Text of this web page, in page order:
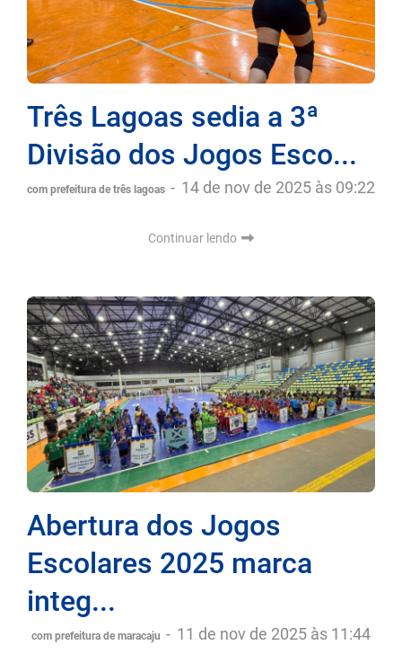
Três Lagoas sedia a 3ª
Divisão dos Jogos Esco...
com prefeitura de três lagoas - 14 de nov de 2025 às 09:22
Continuar lendo
Abertura dos Jogos
Escolares 2025 marca
integ...
com prefeitura de maracaju - 11 de nov de 2025 às 11:44